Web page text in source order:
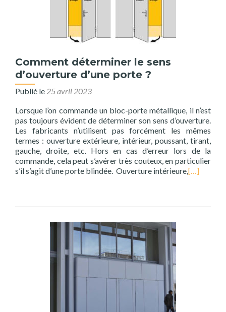
Comment déterminer le sens
d’ouverture d’une porte ?
Publié le 25 avril 2023
Lorsque l’on commande un bloc-porte métallique, il n’est
pas toujours évident de déterminer son sens d’ouverture.
Les fabricants n’utilisent pas forcément les mêmes
termes : ouverture extérieure, intérieur, poussant, tirant,
gauche, droite, etc. Hors en cas d’erreur lors de la
commande, cela peut s’avérer très couteux, en particulier
s’il s’agit d’une porte blindée. Ouverture intérieure,[…]